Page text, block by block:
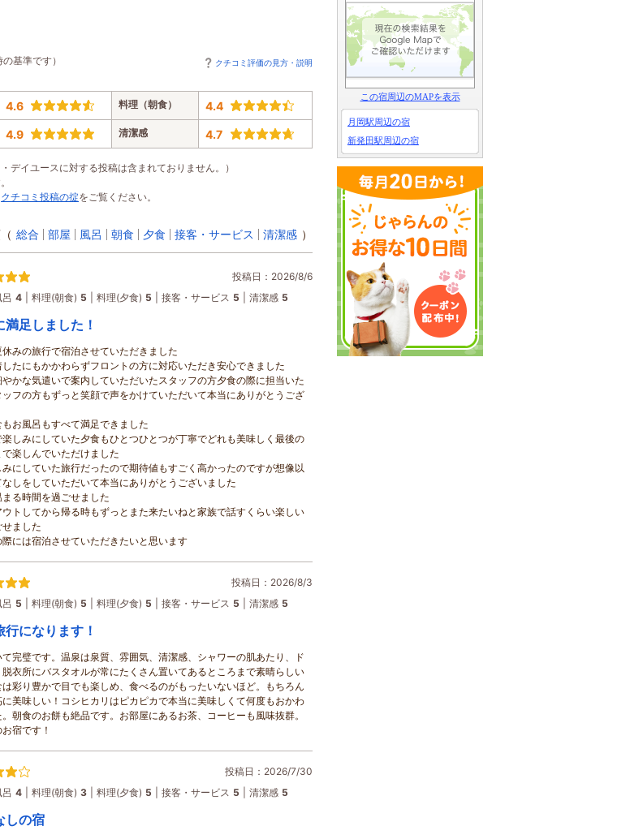
基準です） クチコミ評価の見方・説明
4.6 料理（朝食） 4.4
4.9 清潔感 4.7
イユースに対する投稿は含まれておりません。）
クチコミ投稿の掟をご覧ください。
（ 総合 部屋 風呂 朝食 夕食 接客・サービス 清潔感 ）
投稿日：2026/8/6
呂 4 料理(朝食) 5 料理(夕食) 5 接客・サービス 5 清潔感 5
満足しました！
みの旅行で宿泊させていただきました
たにもかかわらずフロントの方に対応いただき安心できました
かな気遣いで案内していただいたスタッフの方夕食の際に担当いた
フの方もずっと笑顔で声をかけていただいて本当にありがとうござ
お風呂もすべて満足できました
楽しみにしていた夕食もひとつひとつが丁寧でどれも美味しく最後の
楽しんでいただけました
にしていた旅行だったので期待値もすごく高かったのですが想像以
しをしていただいて本当にありがとうございました
る時間を過ごせました
トしてから帰る時もずっとまた来たいねと家族で話すくらい楽しい
ました
際には宿泊させていただきたいと思います
投稿日：2026/8/3
呂 5 料理(朝食) 5 料理(夕食) 5 接客・サービス 5 清潔感 5
行になります！
完璧です。温泉は泉質、雰囲気、清潔感、シャワーの肌あたり、ド
脱衣所にバスタオルが常にたくさん置いてあるところまで素晴らしい
彩り豊かで目でも楽しめ、食べるのがもったいないほど。もちろん
美味しい！コシヒカリはピカピカで本当に美味しくて何度もおかわ
。朝食のお餅も絶品です。お部屋にあるお茶、コーヒーも風味抜群。
宿です！
投稿日：2026/7/30
呂 4 料理(朝食) 3 料理(夕食) 5 接客・サービス 5 清潔感 5
しの宿
この宿周辺のMAPを表示
月岡駅周辺の宿
新発田駅周辺の宿